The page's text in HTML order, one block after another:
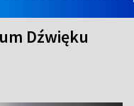
Dźwięku